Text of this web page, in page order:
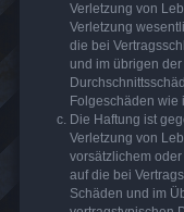
Verletzung von
Verletzung
die bei
und im übrigen
Folgeschäden
Die Haftung ist
Verletzung von
vorsätzlichem
auf die bei
Schäden und im